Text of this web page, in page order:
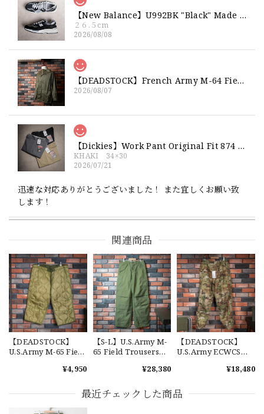
【New Balance】U992BK "Black" Made in USA 新品 ニューバランス ブラック 黒 箱付き 26 26.5 27
２６.５cm
2026/08/08
【DEADSTOCK】French Army M-64 Field Jacket "92C" 実物 フランス軍 フィールドジャケット コットンサテン300 デッドストック
2026/08/07
【Dickies】Work Pant Original Fit 874 新品 ディッキーズ オリジナルフィット ワークパンツ
KHAKI 34×30
2026/07/21
迅速な対応ありがとうございました！ また宜しくお願い致
します！
SPO
2026/07/18
交換商品受け取りました 速い発送ありがとうございました
又、トートバッグありがとうございます。使わせて頂きま
す。商品ですがニューエラとはひと味違ってとてもいいと思
います。チェーンステッチが雰囲気があり、他とかぶらない
感じが気に入りました。 YouTube 楽しみにしてます
GREEN
2026/07/17
関連商品
【DEADSTOCK】
U.S.Army M-65 Field
アメリカ軍 新品 M65
ー 単体 キルティング
¥4,950
【S-L】U.S.Army M-
65 Field Trousers
M65 カーゴパンツ 実
¥28,380
【DEADSTOCK】
U.S.Army ECWCS
GORE-TEX Trousers
品 アメリカ軍 デッド
ストック スコーピオ
¥18,480
最近チェックした商品